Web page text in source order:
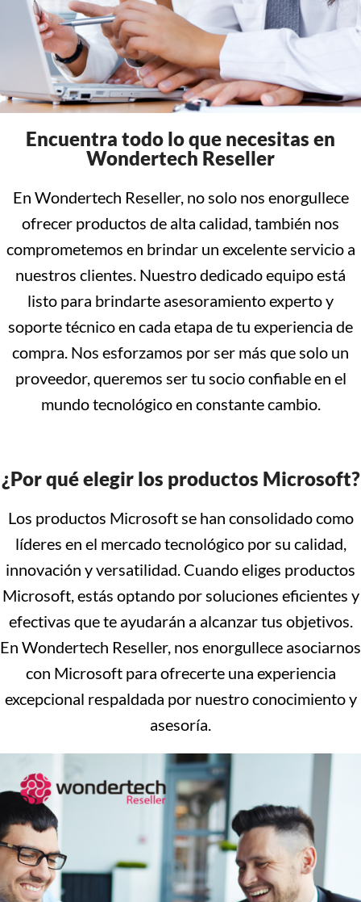
Encuentra todo lo que necesitas en
Wondertech Reseller
En Wondertech Reseller, no solo nos enorgullece
ofrecer productos de alta calidad, también nos
comprometemos en brindar un excelente servicio a
nuestros clientes. Nuestro dedicado equipo está
listo para brindarte asesoramiento experto y
soporte técnico en cada etapa de tu experiencia de
compra. Nos esforzamos por ser más que solo un
proveedor, queremos ser tu socio confiable en el
mundo tecnológico en constante cambio.
¿Por qué elegir los productos Microsoft?
Los productos Microsoft se han consolidado como
líderes en el mercado tecnológico por su calidad,
innovación y versatilidad. Cuando eliges productos
Microsoft, estás optando por soluciones eficientes y
efectivas que te ayudarán a alcanzar tus objetivos.
En Wondertech Reseller, nos enorgullece asociarnos
con Microsoft para ofrecerte una experiencia
excepcional respaldada por nuestro conocimiento y
asesoría.